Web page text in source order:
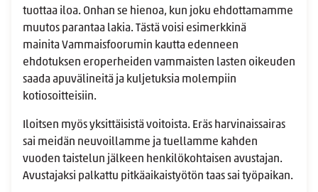
tuottaa iloa. Onhan se hienoa, kun joku ehdottamamme
muutos parantaa lakia. Tästä voisi esimerkkinä
mainita Vammaisfoorumin kautta edenneen
ehdotuksen eroperheiden vammaisten lasten oikeuden
saada apuvälineitä ja kuljetuksia molempiin
kotiosoitteisiin.
Iloitsen myös yksittäisistä voitoista. Eräs harvinaissairas
sai meidän neuvoillamme ja tuellamme kahden
vuoden taistelun jälkeen henkilökohtaisen avustajan.
Avustajaksi palkattu pitkäaikaistyötön taas sai työpaikan.